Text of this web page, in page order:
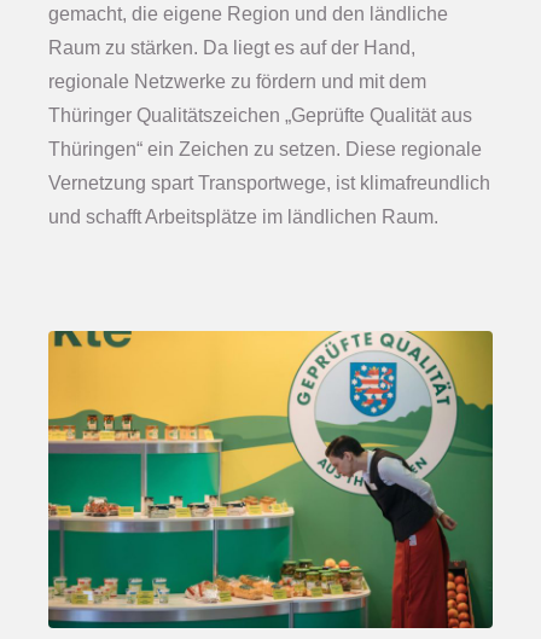
gemacht, die eigene Region und den ländliche
Raum zu stärken. Da liegt es auf der Hand,
regionale Netzwerke zu fördern und mit dem
Thüringer Qualitätszeichen „Geprüfte Qualität aus
Thüringen“ ein Zeichen zu setzen. Diese regionale
Vernetzung spart Transportwege, ist klimafreundlich
und schafft Arbeitsplätze im ländlichen Raum.